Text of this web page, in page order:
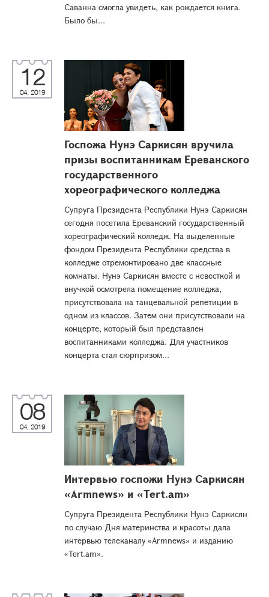
Саванна смогла увидеть, как рождается книга.
Было бы...
12
04, 2019
Госпожа Нунэ Саркисян вручила
призы воспитанникам Ереванского
государственного
хореографического колледжа
Супруга Президента Республики Нунэ Саркисян
сегодня посетила Ереванский государственный
хореографический колледж. На выделенные
фондом Президента Республики средства в
колледже отремонтировано две классные
комнаты. Нунэ Саркисян вместе с невесткой и
внучкой осмотрела помещение колледжа,
присутствовала на танцевальной репетиции в
одном из классов. Затем они присутствовали на
концерте, который был представлен
воспитанниками колледжа. Для участников
концерта стал сюрпризом...
08
04, 2019
Интервью госпожи Нунэ Саркисян
«Armnews» и «Tert.am»
Супруга Президента Республики Нунэ Саркисян
по случаю Дня материнства и красоты дала
интервью телеканалу «Armnews» и изданию
«Tert.am».